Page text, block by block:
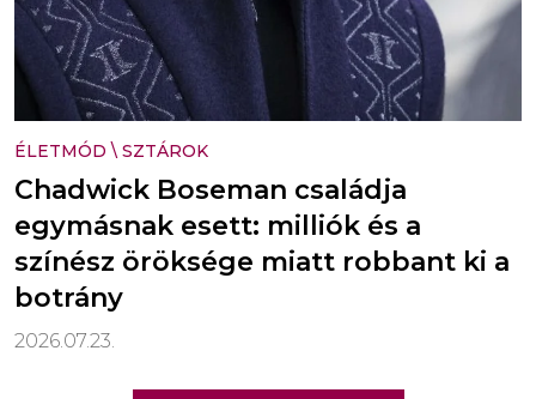
ÉLETMÓD \ SZTÁROK
Chadwick Boseman családja
egymásnak esett: milliók és a
színész öröksége miatt robbant ki a
botrány
2026.07.23.